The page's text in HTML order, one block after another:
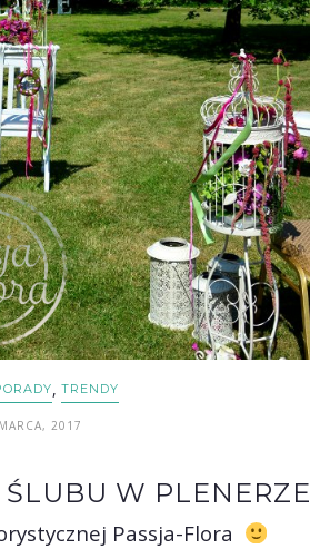
, TRENDY
2017
W PLENERZE
Passja-Flora